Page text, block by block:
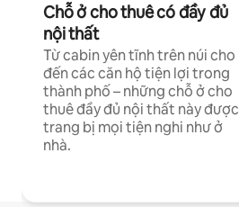
Chỗ ở cho thuê có đầy đủ
nội thất
Từ cabin yên tĩnh trên núi cho
đến các căn hộ tiện lợi trong
thành phố – những chỗ ở cho
thuê đầy đủ nội thất này được
trang bị mọi tiện nghi như ở
nhà.